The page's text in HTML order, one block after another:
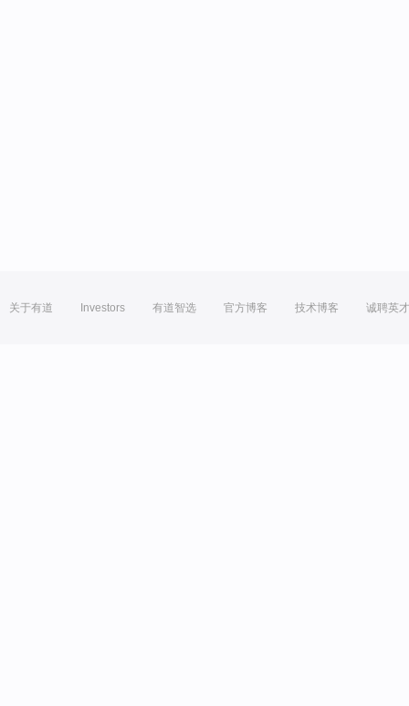
关于有道 Investors 有道智选 官方博客 技术博客 诚聘英才